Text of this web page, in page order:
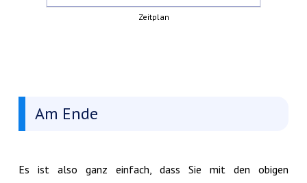
Zeitplan
Am Ende
Es ist also ganz einfach, dass Sie mit den obigen